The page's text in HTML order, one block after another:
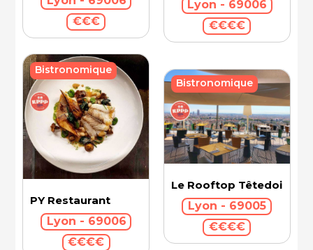
€€€
Lyon - 69006
€€€€
PY Restaurant
Lyon - 69006
€€€€
Bistronomique
Le Rooftop Têtedoie
Lyon - 69005
€€€€
Bistronomique